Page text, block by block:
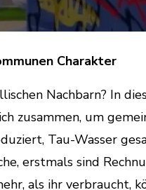
Charakter
Nachbarn? In
zusammen, um
Tau-Wasser
erstmals sind
als ihr verbraucht,